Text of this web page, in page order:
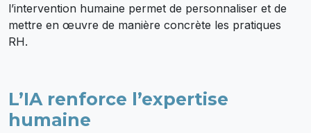
l’intervention humaine permet de personnaliser et de
mettre en œuvre de manière concrète les pratiques
RH.
L’IA renforce l’expertise
humaine